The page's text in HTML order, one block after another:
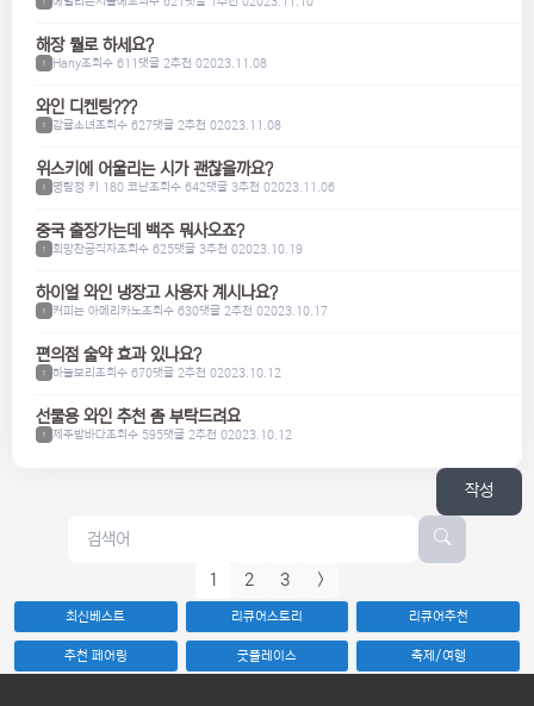
해장 뭘로 하세요?
1 Hany조회수 611댓글 2추천 02023.11.08
와인 디켄팅???
1 감귤소녀조회수 627댓글 2추천 02023.11.08
위스키에 어울리는 시가 괜찮을까요?
1 명탐정 키 180 코난조회수 642댓글 3추천 02023.11.06
중국 출장가는데 백주 뭐사오죠?
1 희망찬공직자조회수 625댓글 3추천 02023.10.19
하이얼 와인 냉장고 사용자 계시나요?
1 커피는 아메리카노조회수 630댓글 2추천 02023.10.17
편의점 술약 효과 있나요?
1 하늘보리조회수 670댓글 2추천 02023.10.12
선물용 와인 추천 좀 부탁드려요
1 제주밤바다조회수 595댓글 2추천 02023.10.12
작성
1 2 3 >
최신베스트 리큐어스토리 리큐어추천
추천 페어링 굿플레이스 축제/여행